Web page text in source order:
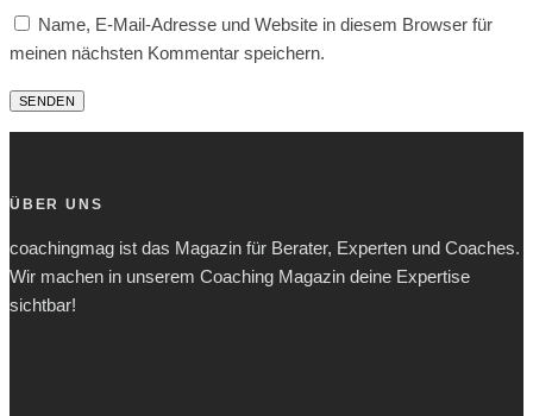
Name, E-Mail-Adresse und Website in diesem Browser für
meinen nächsten Kommentar speichern.
ÜBER UNS
coachingmag ist das Magazin für Berater, Experten und Coaches.
Wir machen in unserem Coaching Magazin deine Expertise
sichtbar!